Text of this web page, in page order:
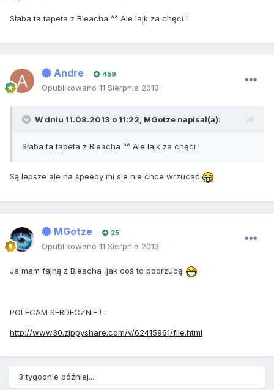
Słaba ta tapeta z Bleacha ^^ Ale lajk za chęci !
Andre 459
Opublikowano 11 Sierpnia 2013
W dniu 11.08.2013 o 11:22, MGotze napisał(a):
Słaba ta tapeta z Bleacha ^^ Ale lajk za chęci !
Są lepsze ale na speedy mi sie nie chce wrzucać
MGotze 25
Opublikowano 11 Sierpnia 2013
Ja mam fajną z Bleacha ,jak coś to podrzucę
POLECAM SERDECZNIE ! :
http://www30.zippyshare.com/v/62415961/file.html
3 tygodnie później...